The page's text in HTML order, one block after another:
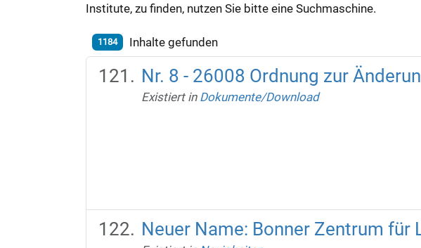
Institute, zu finden, nutzen Sie bitte eine Suchmaschine.
1184 Inhalte gefunden
Nr. 8 - 26008 Ordnung zur
Existiert in Dokumente/Download
Neuer Name: Bonner Zentrum für